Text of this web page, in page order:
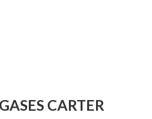
CARTER